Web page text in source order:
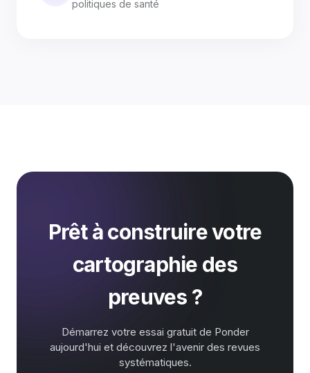
politiques de santé
Prêt à construire votre
cartographie des
preuves ?
Démarrez votre essai gratuit de Ponder
aujourd'hui et découvrez l'avenir des revues
systématiques.